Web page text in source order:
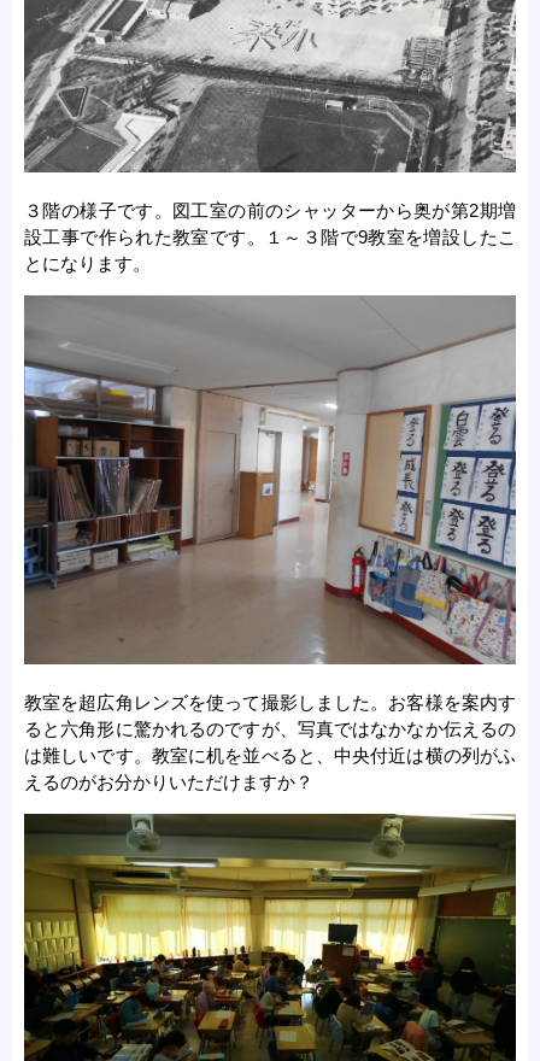
３階の様子です。図工室の前のシャッターから奥が第2期増
設工事で作られた教室です。１～３階で9教室を増設したこ
とになります。
教室を超広角レンズを使って撮影しました。お客様を案内す
ると六角形に驚かれるのですが、写真ではなかなか伝えるの
は難しいです。教室に机を並べると、中央付近は横の列がふ
えるのがお分かりいただけますか？